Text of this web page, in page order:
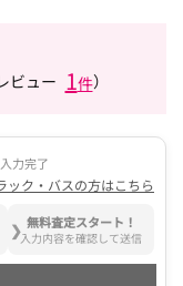
ビュー 1件）
力完了
ック・バスの方はこちら
無料査定スタート！
入力内容を確認して送信